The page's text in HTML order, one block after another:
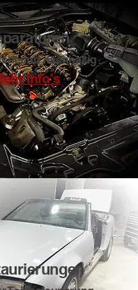
und nachhaltig
Info's